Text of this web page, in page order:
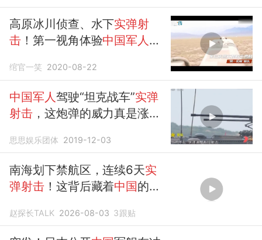
高原冰川侦查、水下实弹射
击 ！第一视角体验中国军人极
绾官一笑 2020-08-22
中国军人驾驶“坦克战车”实弹
射击 ，这炮弹的威力真是涨见
思思娱乐团体 2019-12-03
南海划下禁航区，连续6天实
弹射击 ！这背后藏着中国的一
赵探长TALK 2026-08-03 3跟贴